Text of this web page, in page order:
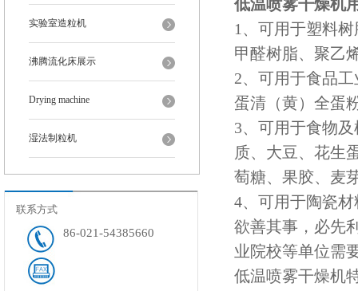
实验室造粒机
沸腾流化床展示
Drying machine
湿法制粒机
联系方式
86-021-54385660
低温喷雾干燥机
1、可用于塑料
甲醛树脂、聚乙
2、可用于食品
蛋清（黄）全蛋
3、可用于食物
质、大豆、花生
萄糖、果胶、麦
4、可用于陶瓷
欲善其事，必先
业院校等单位需
低温喷雾干燥机